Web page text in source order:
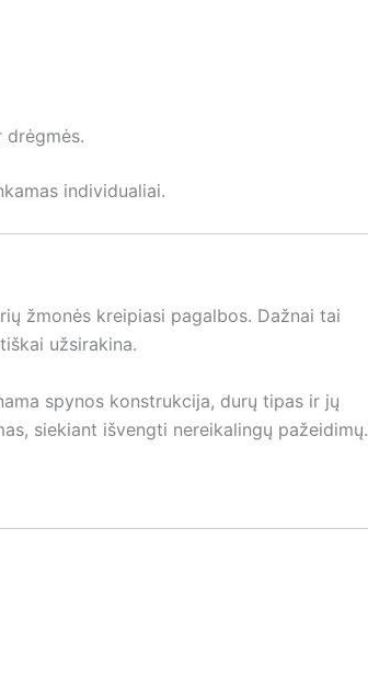
drėgmės.
individualiai.
žmonės kreipiasi pagalbos. Dažnai tai
užsirakina.
spynos konstrukcija, durų tipas ir jų
siekiant išvengti nereikalingų pažeidimų.